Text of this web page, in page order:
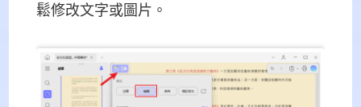
鬆修改文字或圖片。